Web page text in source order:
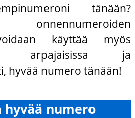
tänään?
käyttää myös
arpajaisissa ja
hyvää numero tänään!
numero